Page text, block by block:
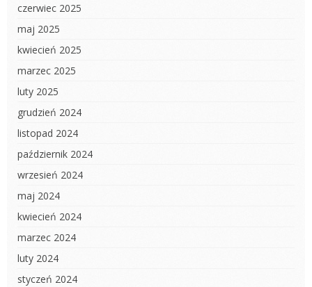
czerwiec 2025
maj 2025
kwiecień 2025
marzec 2025
luty 2025
grudzień 2024
listopad 2024
październik 2024
wrzesień 2024
maj 2024
kwiecień 2024
marzec 2024
luty 2024
styczeń 2024